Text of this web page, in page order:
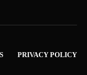
PRIVACY POLICY